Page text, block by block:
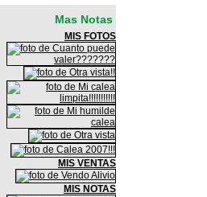
Mas Notas
MIS FOTOS
MIS VENTAS
MIS NOTAS